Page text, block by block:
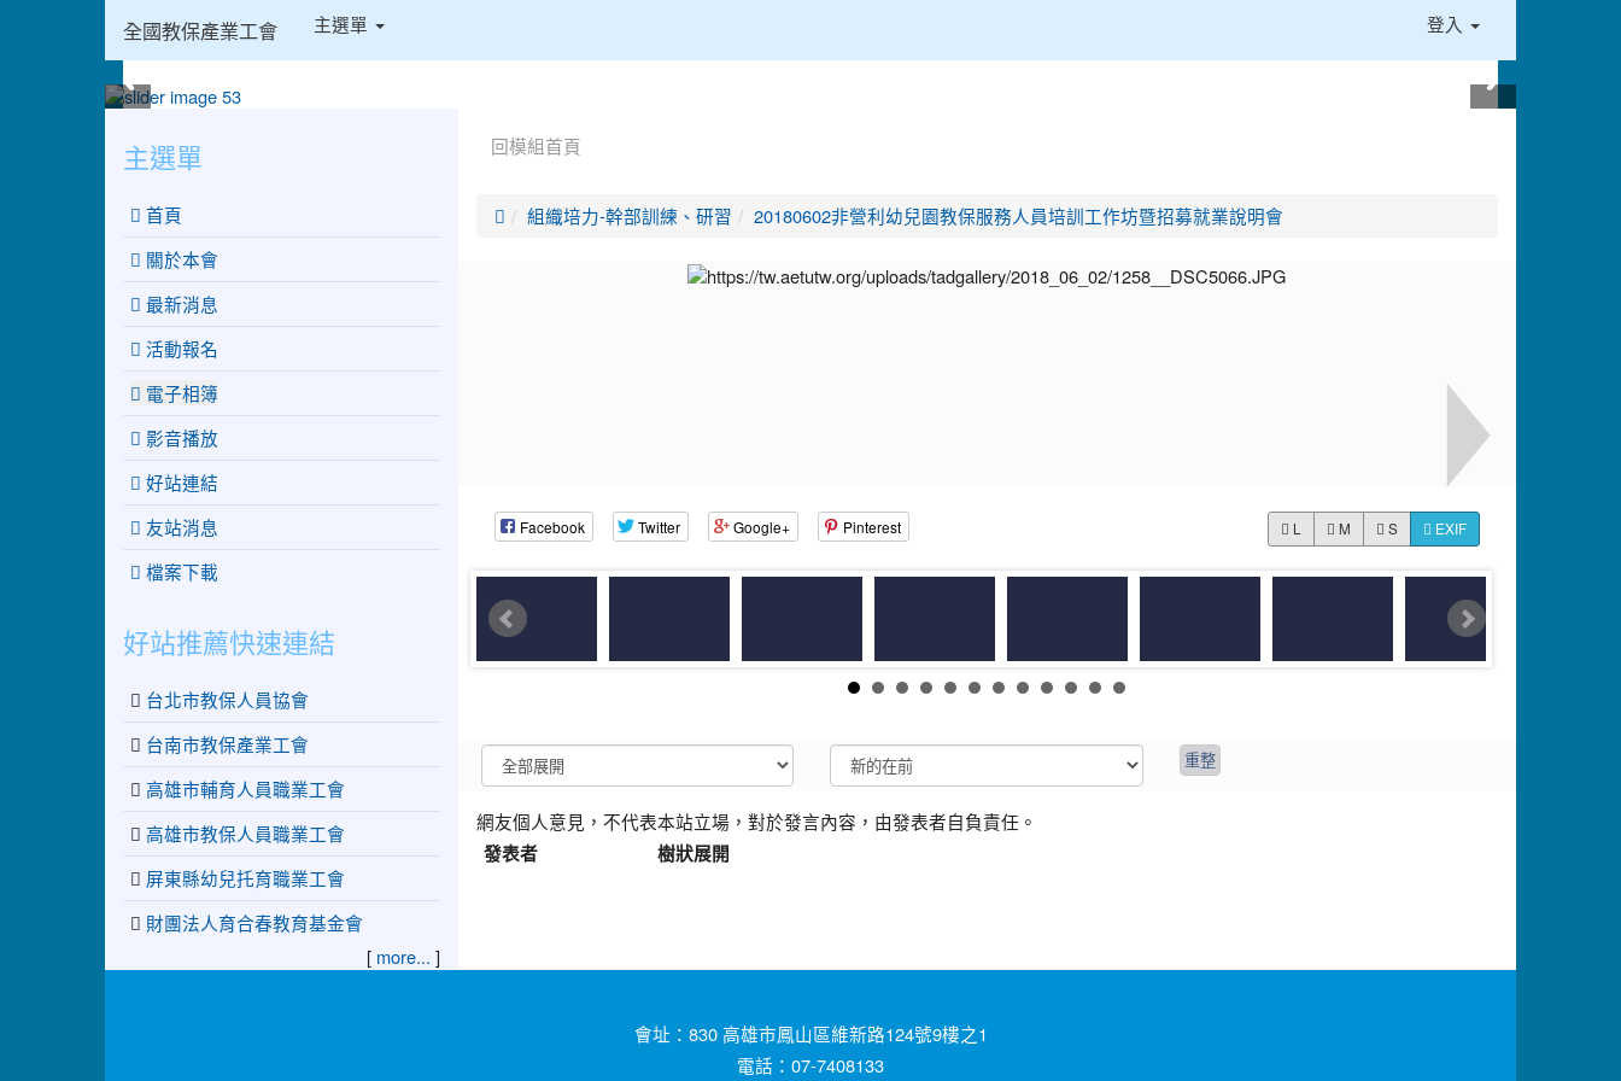
全國教保產業工會 主選單 登入
回模組首頁
 組織培力-幹部訓練、研習 20180602非營利幼兒園教保服務人員培訓工作坊暨招募就業說明會
Facebook Twitter Google+ Pinterest L M S EXIF
網友個人意見，不代表本站立場，對於發言內容，由發表者自負責任。
發表者
樹狀展開
主選單
 首頁
關於本會
最新消息
活動報名
電子相簿
影音播放
好站連結
友站消息
檔案下載
好站推薦快速連結
台北市教保人員協會
台南市教保產業工會
高雄市輔育人員職業工會
高雄市教保人員職業工會
屏東縣幼兒托育職業工會
財團法人育合春教育基金會
[ more... ]
會址：830 高雄市鳳山區維新路124號9樓之1
電話：07-7408133